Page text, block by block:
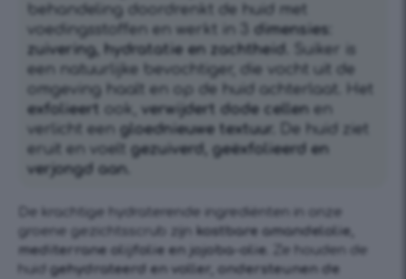
behandeling doordrenkt de huid met
voedingsstoffen en werkt in 3
dimensies
zuivering, hydratatie en zachtheid.
Suiker is
een natuurlijke bevochtiger, die vocht uit de
omgeving haalt en op de huid achterlaat. Het
exfolieert
ook, verwijdert dode cellen en
verlicht een
gloednieuwe textuur.
De huid ziet
eruit en voelt
gezuiverd, geëxfolieerd en
verjongd aan.
De krachtige hydraterende ingrediënten in onze
groene gezichtsscrub zijn
kostbare amandelolie,
mediterrane olijfolie en jojoba-olie.
Ze houden de
huid
gehydrateerd en voller, ondersteunen de